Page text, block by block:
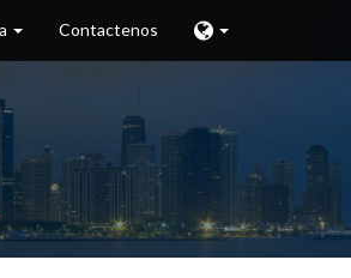
Contactenos